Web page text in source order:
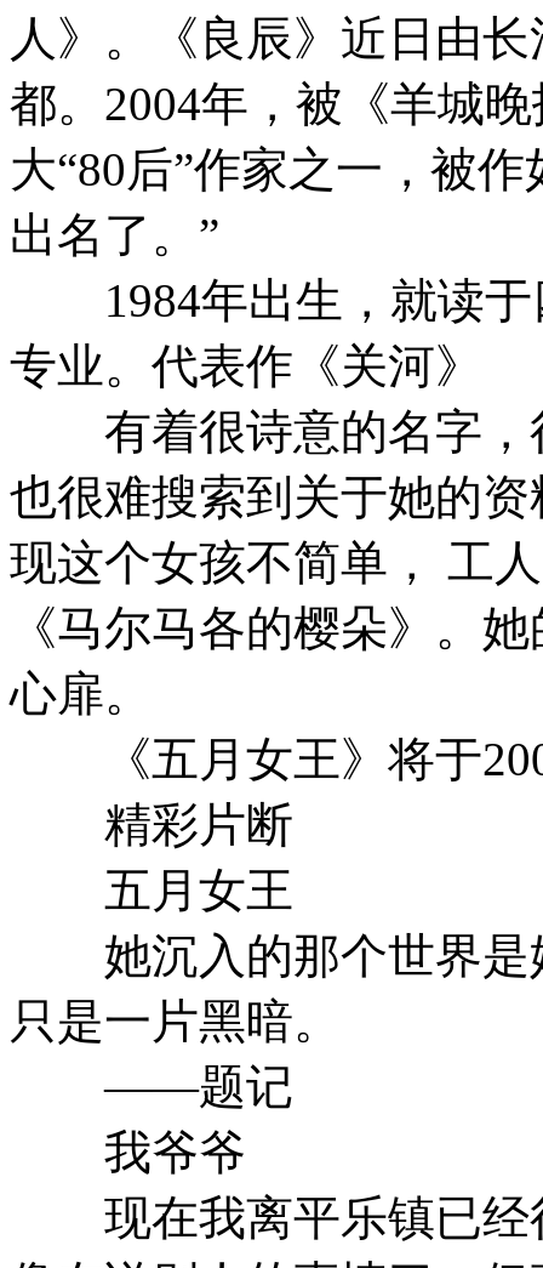
人》。《良辰》近日由
都。2004年，被《羊城
大“80后”作家之一，被
出名了。”
1984年出生，就读于
专业。代表作《关河》
有着很诗意的名字，
也很难搜索到关于她的
现这个女孩不简单， 工
《马尔马各的樱朵》。
心扉。
《五月女王》将于
精彩片断
五月女王
她沉入的那个世界是
只是一片黑暗。
——题记
我爷爷
现在我离平乐镇已经